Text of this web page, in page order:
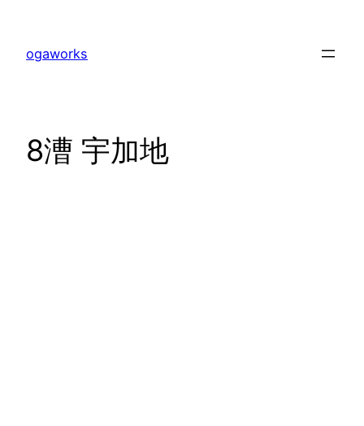
ogaworks
8漕 宇加地